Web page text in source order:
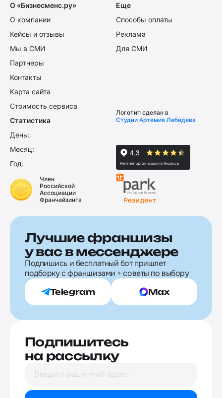
О «Бизнесменс.ру»
О компании
Кейсы и отзывы
Мы в СМИ
Партнеры
Контакты
Карта сайта
Стоимость сервиса
Еще
Способы оплаты
Реклама
Для СМИ
Статистика
День:
Месяц:
Год:
Логотип сделан в
Студии Артемия Лебедева
Член
Российской
Ассоциации
Франчайзинга
Лучшие франшизы
у вас в мессенджере
Подпишись и бесплатный бот пришлет
подборку с франшизами + советы по выбору
Telegram Max
Подпишитесь
на рассылку